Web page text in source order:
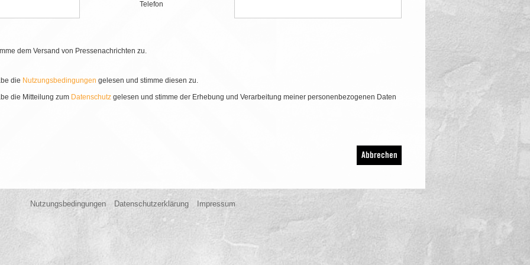
Telefon
dem Versand von Pressenachrichten zu.
die Nutzungsbedingungen gelesen und stimme diesen zu.
die Mitteilung zum Datenschutz gelesen und stimme der Erhebung und Verarbeitung meiner personenbezogenen Daten
Abbrechen
Nutzungsbedingungen Datenschutzerklärung Impressum